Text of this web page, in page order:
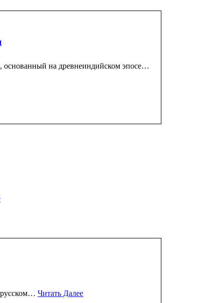
основанный на древнеиндийском эпосе…
русском… Читать Далее